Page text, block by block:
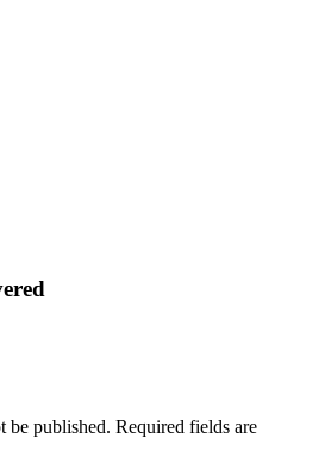
be published. Required fields are